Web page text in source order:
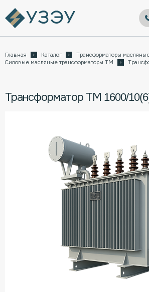
Главная Каталог
Трансформаторы
Силовые масляные трансформаторы ТМ
Трансформатор ТМ 1600/